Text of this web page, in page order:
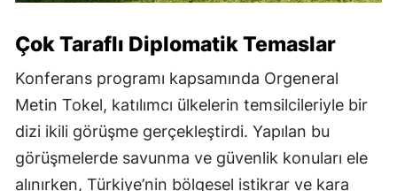
Çok Taraflı Diplomatik Temaslar
Konferans programı kapsamında Orgeneral
Metin Tokel, katılımcı ülkelerin temsilcileriyle bir
dizi ikili görüşme gerçekleştirdi. Yapılan bu
görüşmelerde savunma ve güvenlik konuları ele
alınırken, Türkiye’nin bölgesel istikrar ve kara